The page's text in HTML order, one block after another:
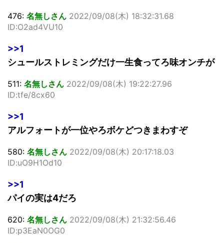
476: 名無しさん 2022/09/08(木) 18:32:31.68
ID:O2ad4VU10
>>1
シュールストレミングだけ一生食ってろ味オンチが
511: 名無しさん 2022/09/08(木) 19:22:27.96
ID:tfe/8cx60
>>1
アルフォートが一位やろボケどつきまわすぞ
580: 名無しさん 2022/09/08(木) 20:17:18.03
ID:uO9H1Od10
>>1
パイの実は4だろ
620: 名無しさん 2022/09/08(木) 21:32:56.46
ID:p3EaN0OG0